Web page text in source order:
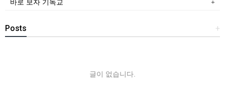
바로 보자 기독교
+
Posts
글이 없습니다.